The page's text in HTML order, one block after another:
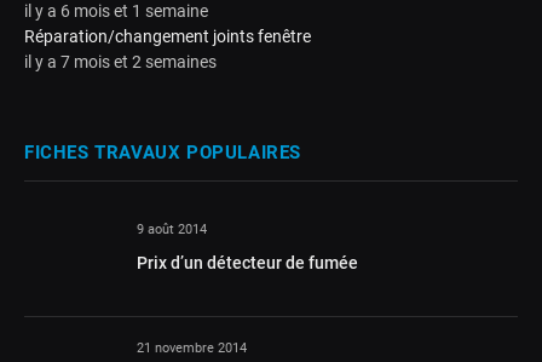
il y a 6 mois et 1 semaine
Réparation/changement joints fenêtre
il y a 7 mois et 2 semaines
FICHES TRAVAUX POPULAIRES
9 août 2014
Prix d’un détecteur de fumée
21 novembre 2014